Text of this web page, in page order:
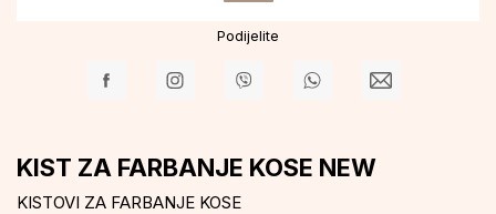
Podijelite
KIST ZA FARBANJE KOSE NEW
KISTOVI ZA FARBANJE KOSE